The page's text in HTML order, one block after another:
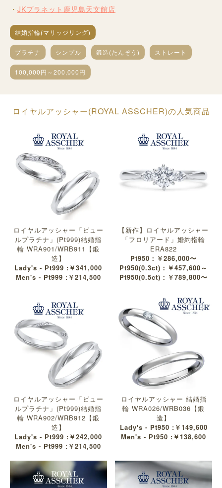
JKプラネット鹿児島天文館店
結婚指輪(マリッジリング)
プラチナ シンプル 鍛造(たんぞう) ストレート
100,000円～200,000円
ロイヤルアッシャー(ROYAL ASSCHER)の人気商品
ロイヤルアッシャー「ピュー
ルプラチナ」(Pt999)結婚指
輪 WRA901/WRB911【鍛
造】
Lady's - Pt999 :￥341,000
Men's - Pt999 :￥214,500
【新作】ロイヤルアッシャー
「フロリアード」婚約指輪
ERA822
Pt950：￥286,000〜
Pt950(0.3ct)：￥457,600～
Pt950(0.5ct)：￥789,800〜
ロイヤルアッシャー「ピュー
ルプラチナ」(Pt999)結婚指
輪 WRA902/WRB912【鍛
造】
Lady's - Pt999 :￥242,000
Men's - Pt999 :￥214,500
ロイヤルアッシャー 結婚指
輪 WRA026/WRB036【鍛
造】
Lady's - Pt950 :￥149,600
Men's - Pt950 :￥138,600